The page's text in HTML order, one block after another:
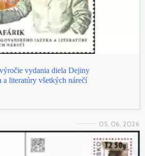
vydania diela Dejiny
a literatúry všetkých nárečí
05. 06. 2026